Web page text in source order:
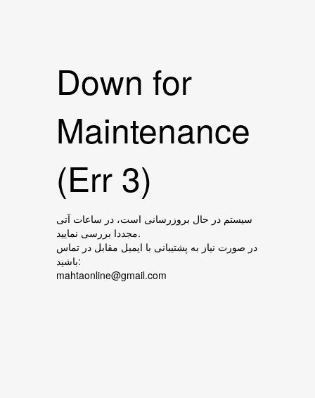
Down for
Maintenance
(Err 3)
سیستم در حال بروزرسانی است، در ساعات آتی
مجددا بررسی نمایید.
در صورت نیاز به پشتیبانی با ایمیل مقابل در تماس
باشید:
mahtaonline@gmail.com